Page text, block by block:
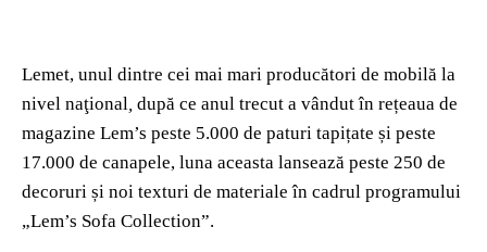
Lemet, unul dintre cei mai mari producători de mobilă la
nivel naţional după ce anul trecut a vândut în rețeaua de
magazine Lem’s peste 5.000 de paturi tapițate și peste
17.000 de canapele, luna aceasta lansează peste 250 de
decoruri și noi texturi de materiale în cadrul programului
„Lem’s Sofa Collection”.